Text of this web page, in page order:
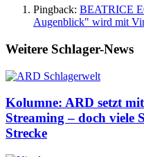
Pingback: BEATRICE
Augenblick" wird mit
Weitere Schlager-News
Kolumne: ARD setzt
Streaming – doch viele
Strecke